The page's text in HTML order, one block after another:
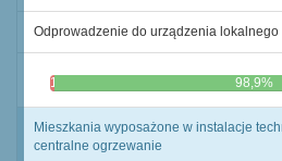
Odprowadzenie do urządzenia lokalnego
1,1% 98,9%
Mieszkania wyposażone w instalacje
centralne ogrzewanie